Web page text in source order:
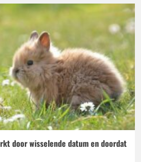
door wisselende datum en doordat